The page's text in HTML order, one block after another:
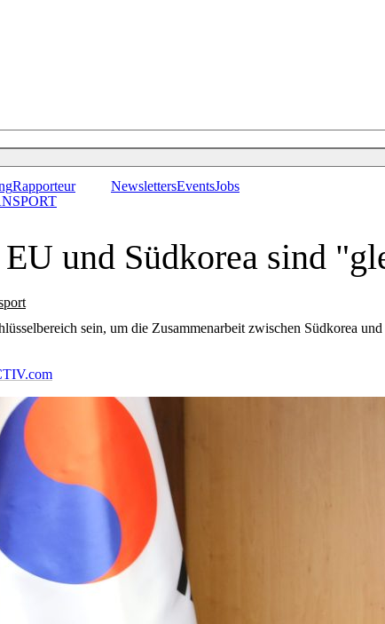
Rapporteur NewslettersEventsJobs
und Südkorea sind
sein, um die Zusammenarbeit zwischen Südkorea